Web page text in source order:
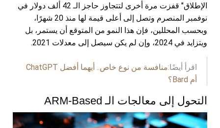
الإطلاق" قفزت مرة أخرى لتتجاوز حاجز الـ 42 ألف دولار في
نوفمبر المنصرم وتصل إلى أعلى قيمة لها منذ 20 شهرًا،
وبحسب المحللين، فإن هذا النمو من المتوقع أن يستمر، بل
ويتزايد في 2024، وإن لم يكن سيصل إلى معدلات 2021.
اقرأ أيضًا:
منافسة من نوع خاص.. أيهما أفضل ChatGPT
أم Bard؟
التحول إلى معالجات الـ ARM-Based